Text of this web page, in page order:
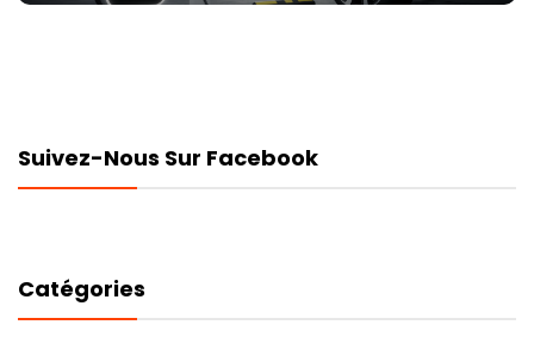
Suivez-Nous Sur Facebook
Catégories